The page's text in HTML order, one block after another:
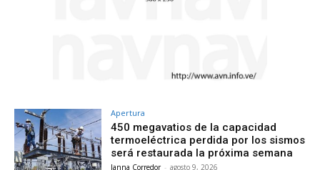
Apertura
450 megavatios de la capacidad
termoeléctrica perdida por los sismos
será restaurada la próxima semana
Janna Corredor - agosto 9, 2026